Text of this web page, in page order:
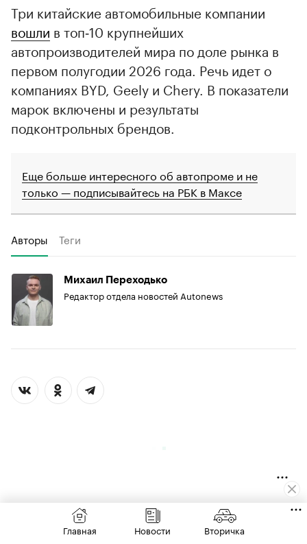
Три китайские автомобильные компании
вошли в топ‑10 крупнейших
автопроизводителей мира по доле рынка в
первом полугодии 2026 года. Речь идет о
компаниях BYD, Geely и Chery. В показатели
марок включены и результаты
подконтрольных брендов.
Еще больше интересного об автопроме и не
только — подписывайтесь на РБК в Максе
Авторы Теги
Михаил Переходько
Редактор отдела новостей Autonews
Главная Новости Вторичка